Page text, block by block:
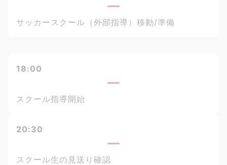
サッカースクール（外部指導）移動/準備
18:00
スクール指導開始
20:30
スクール生の見送り確認